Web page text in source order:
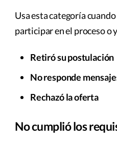
Usa esta categoría
participar en el proceso o
Retiró su postulación
No responde
Rechazó la oferta
No cumplió los